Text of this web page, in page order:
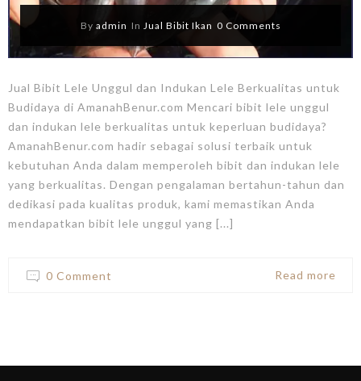
By admin In Jual Bibit Ikan 0 Comments
Jual Bibit Lele Unggul dan Indukan Lele Berkualitas untuk
Budidaya di AmanahBenur.com Mencari bibit lele unggul
dan indukan lele berkualitas untuk keperluan budidaya?
AmanahBenur.com hadir sebagai solusi terbaik untuk
kebutuhan Anda dalam memperoleh bibit dan indukan lele
yang berkualitas. Dengan pengalaman bertahun-tahun dan
dedikasi pada kualitas produk, kami memastikan Anda
mendapatkan bibit lele unggul yang [...]
0 Comment Read more